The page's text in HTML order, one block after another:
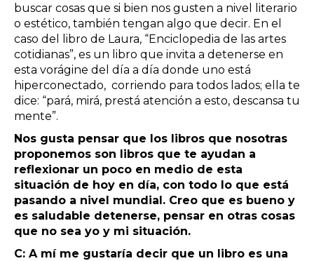
buscar cosas que si bien nos gusten a nivel literario
o estético, también tengan algo que decir. En el
caso del libro de Laura, “Enciclopedia de las artes
cotidianas”, es un libro que invita a detenerse en
esta vorágine del día a día donde uno está
hiperconectado, corriendo para todos lados; ella te
dice: “pará, mirá, prestá atención a esto, descansa tu
mente”.
Nos gusta pensar que los libros que nosotras
proponemos son libros que te ayudan a
reflexionar un poco en medio de esta
situación de hoy en día, con todo lo que está
pasando a nivel mundial. Creo que es bueno y
es saludable detenerse, pensar en otras cosas
que no sea yo y mi situación.
C: A mí me gustaría decir que un libro es una